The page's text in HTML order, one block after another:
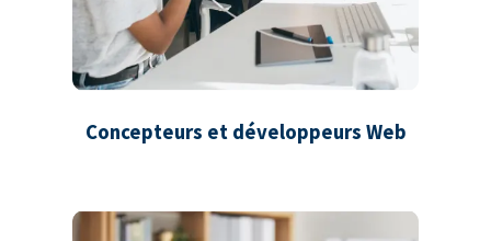
Concepteurs et développeurs Web